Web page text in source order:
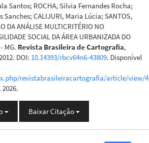
Santos; ROCHA, Silvia Fernandes Rocha;
Sanches; CALIJURI, Maria Lúcia; SANTOS,
DA ANÁLISE MULTICRITÉRIO NO
SOCIAL DA ÁREA URBANIZADA DO
MG. Revista Brasileira de Cartografia,
DOI: 10.14393/rbcv64n6-43809. Disponível
revistabrasileiracartografia/article/view/4
2026.
Baixar Citação